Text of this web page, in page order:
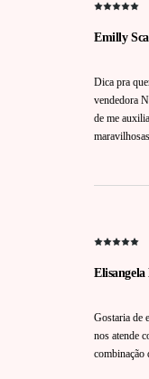
Emilly
Dica pra
vendedora
de me
Gostaria de
nos atende
combinação